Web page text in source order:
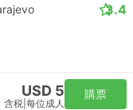
3.4
USD 5
含税 每位成人
購票